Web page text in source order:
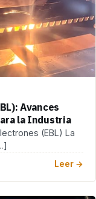
Avances
la Industria
(EBL) La
Leer →